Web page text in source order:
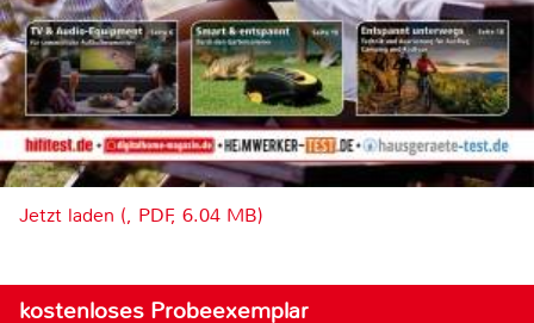
Jetzt laden (, PDF, 6.04 MB)
kostenloses Probeexemplar